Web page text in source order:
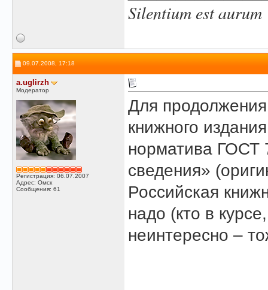
Silentium est aurum
09.07.2008, 17:18
a.uglirzh
Модератор
Регистрация: 06.07.2007
Адрес: Омск
Сообщения: 61
Для
книжного
норматива ГОСТ
сведения»
Российская
надо (кто в
неинтересно –